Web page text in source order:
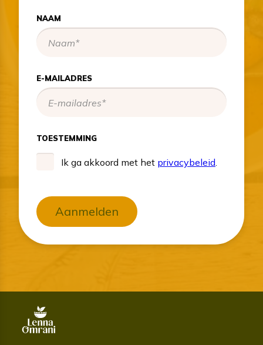
NAAM
E-MAILADRES
TOESTEMMING
Ik ga akkoord met het privacybeleid.
Aanmelden